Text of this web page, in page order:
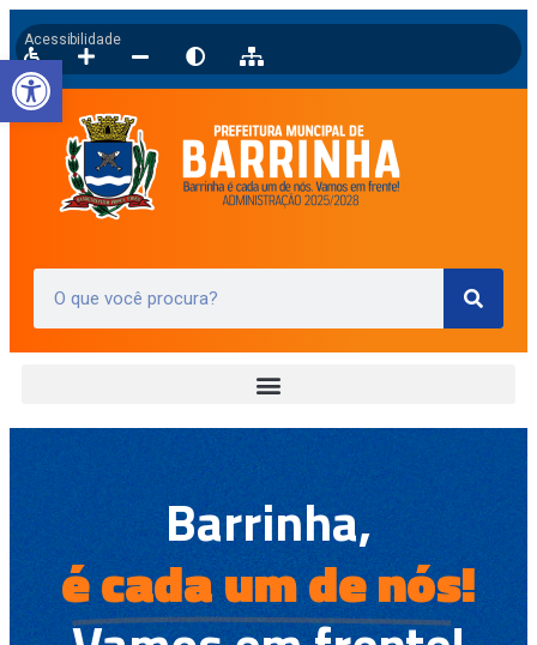
Barra de Ferramentas Aberta
Acessibilidade
Barrinha,
é cada um de nós!